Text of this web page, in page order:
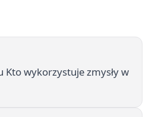
Kto wykorzystuje zmysły w